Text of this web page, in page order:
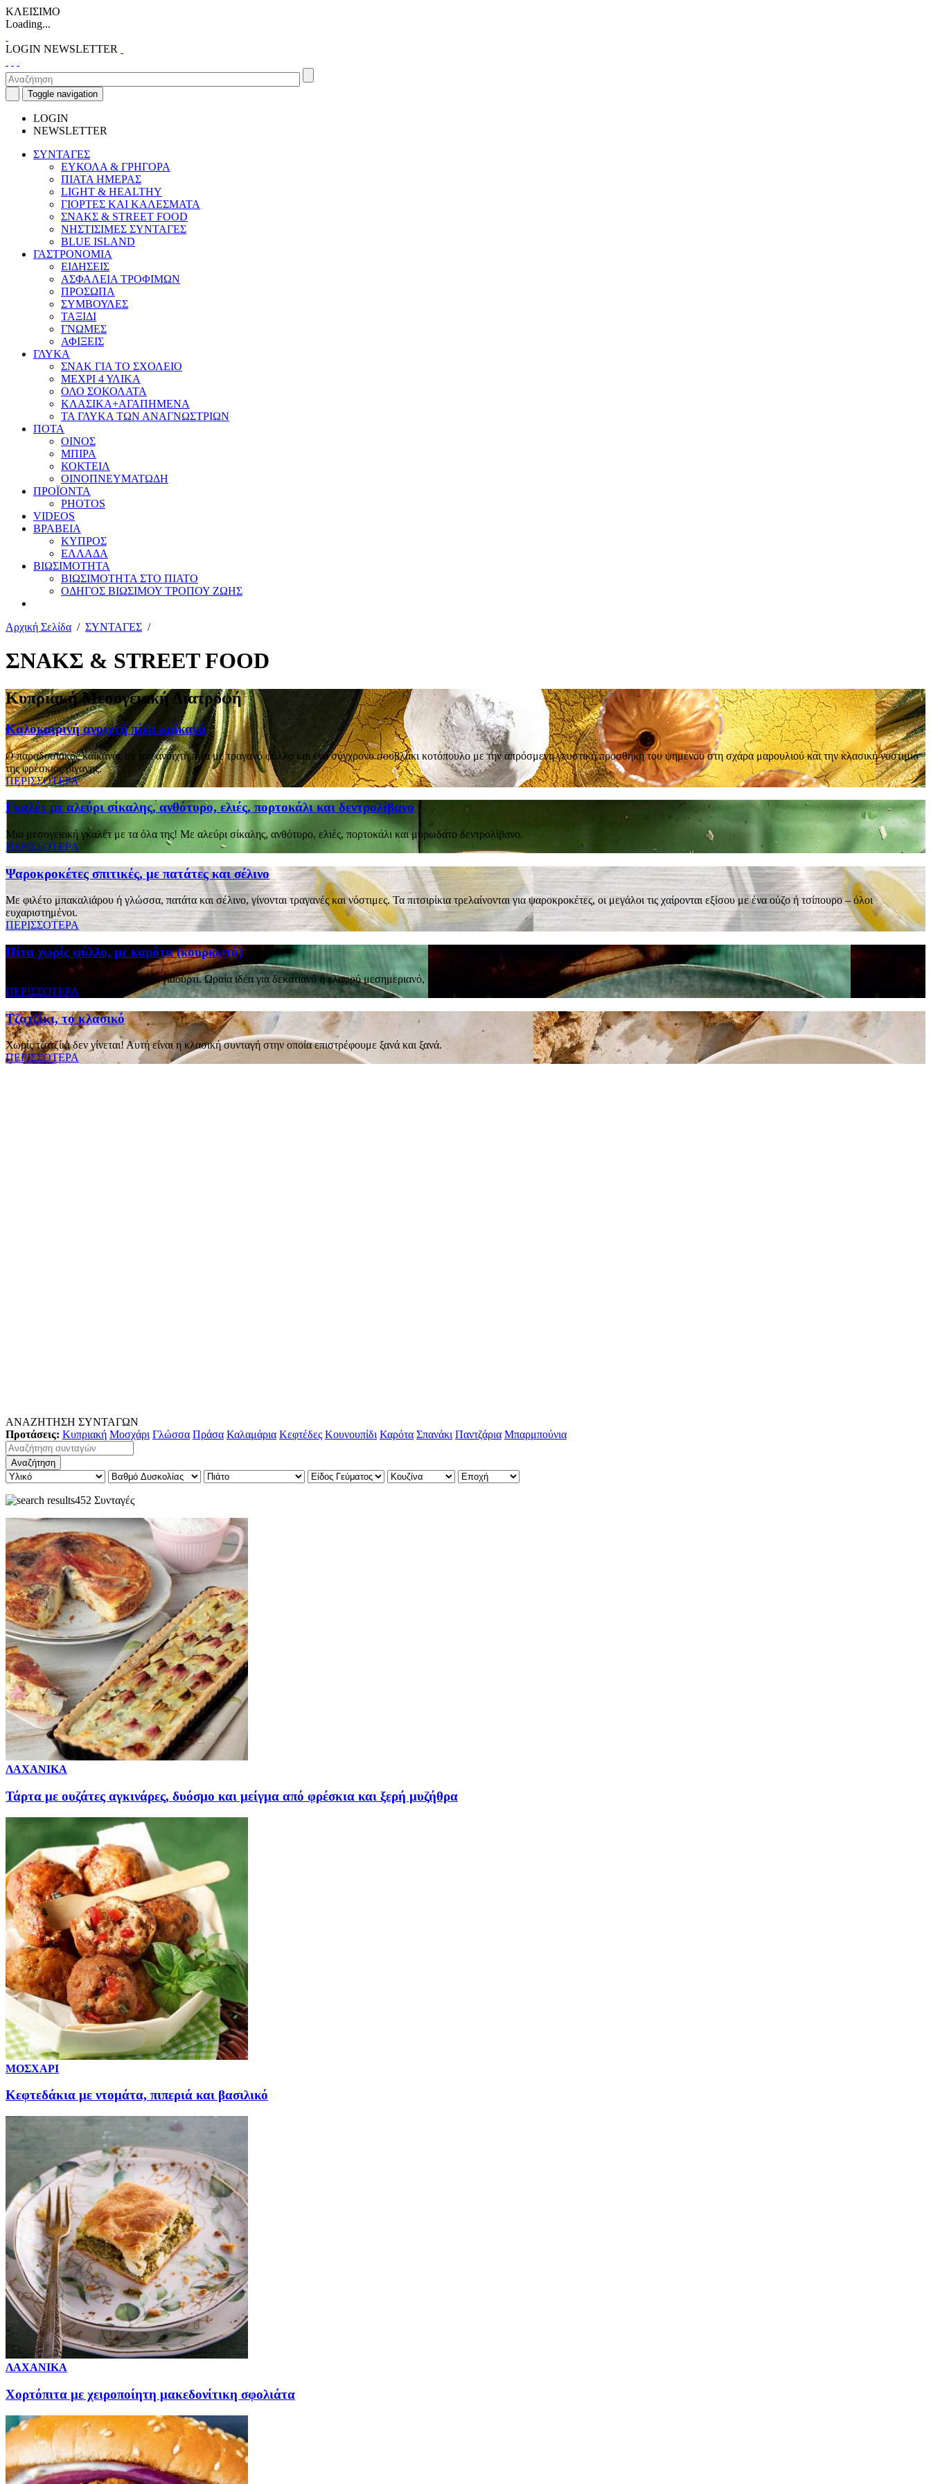
ΚΛΕΙΣΙΜΟ
Loading...
LOGIN NEWSLETTER
Toggle navigation
LOGIN
NEWSLETTER
ΣΥΝΤΑΓΕΣ
ΕΥΚΟΛΑ & ΓΡΗΓΟΡΑ
ΠΙΑΤΑ ΗΜΕΡΑΣ
LIGHT & HEALTHY
ΓΙΟΡΤΕΣ ΚΑΙ ΚΑΛΕΣΜΑΤΑ
ΣΝΑΚΣ & STREET FOOD
ΝΗΣΤΙΣΙΜΕΣ ΣΥΝΤΑΓΕΣ
BLUE ISLAND
ΓΑΣΤΡΟΝΟΜΙΑ
ΕΙΔΗΣΕΙΣ
ΑΣΦΑΛΕΙΑ ΤΡΟΦΙΜΩΝ
ΠΡΟΣΩΠΑ
ΣΥΜΒΟΥΛΕΣ
ΤΑΞΙΔΙ
ΓΝΩΜΕΣ
ΑΦΙΞΕΙΣ
ΓΛΥΚΑ
ΣΝΑΚ ΓΙΑ ΤΟ ΣΧΟΛΕΙΟ
ΜΕΧΡΙ 4 ΥΛΙΚΑ
ΟΛΟ ΣΟΚΟΛΑΤΑ
ΚΛΑΣΙΚΑ+ΑΓΑΠΗΜΕΝΑ
ΤΑ ΓΛΥΚΑ ΤΩΝ ΑΝΑΓΝΩΣΤΡΙΩΝ
ΠΟΤΑ
ΟΙΝΟΣ
ΜΠΙΡΑ
ΚΟΚΤΕΙΛ
ΟΙΝΟΠΝΕΥΜΑΤΩΔΗ
ΠΡΟΪΟΝΤΑ
PHOTOS
VIDEOS
ΒΡΑΒΕΙΑ
ΚΥΠΡΟΣ
ΕΛΛΑΔΑ
ΒΙΩΣΙΜΟΤΗΤΑ
ΒΙΩΣΙΜΟΤΗΤΑ ΣΤΟ ΠΙΑΤΟ
ΟΔΗΓΟΣ ΒΙΩΣΙΜΟΥ ΤΡΟΠΟΥ ΖΩΗΣ
Αρχική Σελίδα / ΣΥΝΤΑΓΕΣ /
ΣΝΑΚΣ & STREET FOOD
Κυπριακή Μεσογειακή Διατροφή
Καλοκαιρινή ανοιχτή πίτα καϊκανά
Ο παραδοσιακός καϊκανάς σε μία ανοιχτή πίτα με τραγανό φύλλο και ένα σύγχρονο σουβλάκι κοτόπουλο με την απρόσμενη γευστική προσθήκη του ψημένου στη σχάρα μαρουλιού και την κλασική νοστιμιά
της φρέσκιας ρίγανης.
ΠΕΡΙΣΣΟΤΕΡΑ
Γκαλέτ με αλεύρι σίκαλης, ανθότυρο, ελιές, πορτοκάλι και δεντρολίβανο
Μια μεσογειακή γκαλέτ με τα όλα της! Με αλεύρι σίκαλης, ανθότυρο, ελιές, πορτοκάλι και μυρωδάτο δεντρολίβανο.
ΠΕΡΙΣΣΟΤΕΡΑ
Ψαροκροκέτες σπιτικές, με πατάτες και σέλινο
Με φιλέτο μπακαλιάρου ή γλώσσα, πατάτα και σέλινο, γίνονται τραγανές και νόστιμες. Τα πιτσιρίκια τρελαίνονται για ψαροκροκέτες, οι μεγάλοι τις χαίρονται εξίσου με ένα ούζο ή τσίπουρο – όλοι
ευχαριστημένοι.
ΠΕΡΙΣΣΟΤΕΡΑ
Πίτα χωρίς φύλλο, με καρότα (κουρκωτό)
Εύκολη ζυμαρόπιτα με καρότα και γιαούρτι. Ωραία ιδέα για δεκατιανό ή ελαφρύ μεσημεριανό, μαζί με μια πράσινη σαλάτα.
ΠΕΡΙΣΣΟΤΕΡΑ
Τζατζίκι, το κλασικό
Χωρίς τζατζίκι δεν γίνεται! Αυτή είναι η κλασική συνταγή στην οποία επιστρέφουμε ξανά και ξανά.
ΠΕΡΙΣΣΟΤΕΡΑ
ΑΝΑΖΗΤΗΣΗ ΣΥΝΤΑΓΩΝ
Προτάσεις: Κυπριακή Μοσχάρι Γλώσσα Πράσα Καλαμάρια Κεφτέδες Κουνουπίδι Καρότα Σπανάκι Παντζάρια Μπαρμπούνια
452 Συνταγές
ΛΑΧΑΝΙΚΑ
Τάρτα με ουζάτες αγκινάρες, δυόσμο και μείγμα από φρέσκια και ξερή μυζήθρα
ΜΟΣΧΑΡΙ
Κεφτεδάκια με ντομάτα, πιπεριά και βασιλικό
ΛΑΧΑΝΙΚΑ
Χορτόπιτα με χειροποίητη μακεδονίτικη σφολιάτα